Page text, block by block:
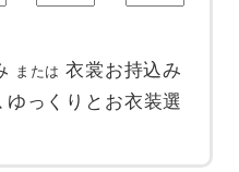
または 衣裳お持込み
ゆっくりとお衣装選